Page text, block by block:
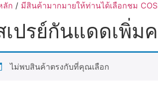
ลัก / มีสินค้ามากมายให้ท่านได้เลือกชม
เปรย์กันแดดเพิ่ม
ไม่พบสินค้าตรงกับที่คุณเลือก